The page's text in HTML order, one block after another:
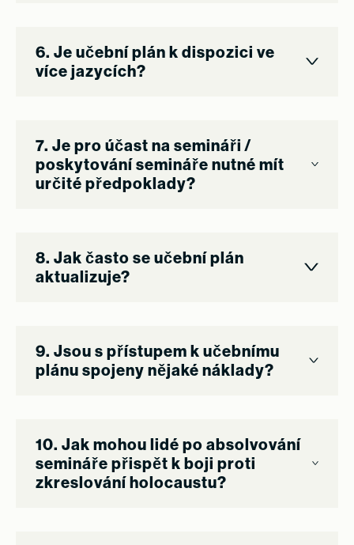
6. Je učební plán k dispozici ve
více jazycích?
7. Je pro účast na semináři /
poskytování semináře nutné mít
určité předpoklady?
8. Jak často se učební plán
aktualizuje?
9. Jsou s přístupem k učebnímu
plánu spojeny nějaké náklady?
10. Jak mohou lidé po absolvování
semináře přispět k boji proti
zkreslování holocaustu?